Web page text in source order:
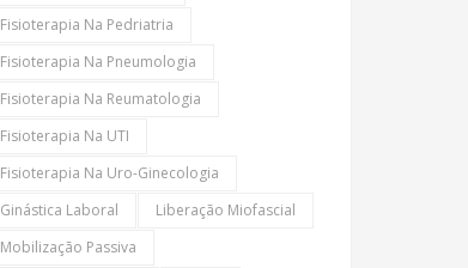
Fisioterapia Na Pedriatria
Fisioterapia Na Pneumologia
Fisioterapia Na Reumatologia
Fisioterapia Na UTI
Fisioterapia Na Uro-Ginecologia
Ginástica Laboral
Liberação Miofascial
Mobilização Passiva